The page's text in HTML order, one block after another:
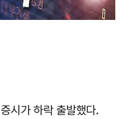
시가 하락 출발했다.